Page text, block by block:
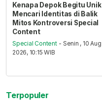
Kenapa Depok Begitu Unik
Mencari Identitas di Balik
Mitos Kontroversi Special
Content
Special Content - Senin , 10 Aug
2026, 10:15 WIB
Terpopuler